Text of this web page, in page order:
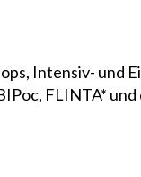
Intensiv- und
FLINTA*